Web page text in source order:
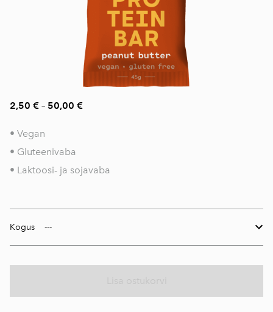
2,50 € – 50,00 €
• Vegan
• Gluteenivaba
• Laktoosi- ja sojavaba
Kogus